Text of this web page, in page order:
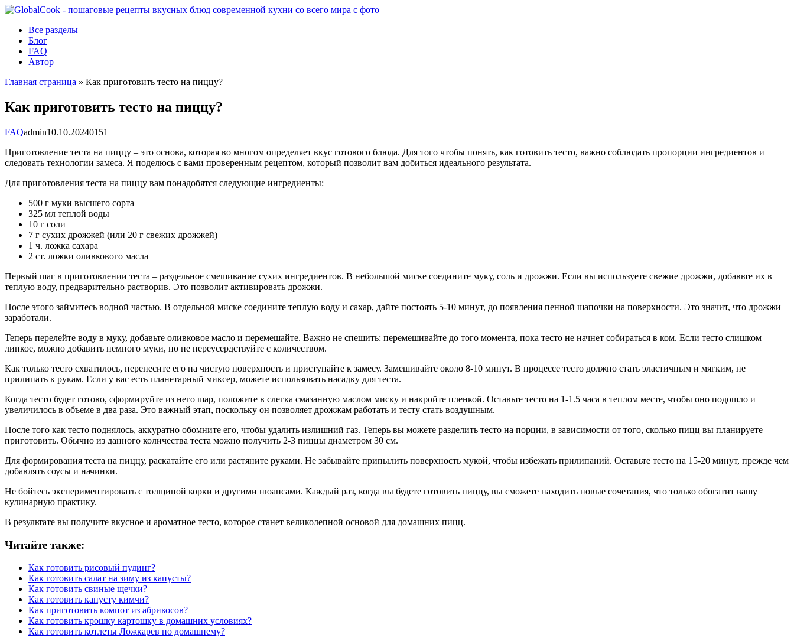
Перейти
контентуВсе разделы
Блог
FAQ
Автор
Главная страница » Как приготовить тесто на пиццу?
Как приготовить тесто на пиццу?
FAQadmin10.10.20240151
Приготовление теста на пиццу – это основа, которая во многом определяет вкус готового блюда. Для того чтобы понять, как готовить тесто, важно соблюдать пропорции ингредиентов и
следовать технологии замеса. Я поделюсь с вами проверенным рецептом, который позволит вам добиться идеального результата.
Для приготовления теста на пиццу вам понадобятся следующие ингредиенты:
500 г муки высшего сорта
325 мл теплой воды
10 г соли
7 г сухих дрожжей (или 20 г свежих дрожжей)
1 ч. ложка сахара
2 ст. ложки оливкового масла
Первый шаг в приготовлении теста – раздельное смешивание сухих ингредиентов. В небольшой миске соедините муку, соль и дрожжи. Если вы используете свежие дрожжи, добавьте их в
теплую воду, предварительно растворив. Это позволит активировать дрожжи.
После этого займитесь водной частью. В отдельной миске соедините теплую воду и сахар, дайте постоять 5-10 минут, до появления пенной шапочки на поверхности. Это значит, что дрожжи
заработали.
Теперь перелейте воду в муку, добавьте оливковое масло и перемешайте. Важно не спешить: перемешивайте до того момента, пока тесто не начнет собираться в ком. Если тесто слишком
липкое, можно добавить немного муки, но не переусердствуйте с количеством.
Как только тесто схватилось, перенесите его на чистую поверхность и приступайте к замесу. Замешивайте около 8-10 минут. В процессе тесто должно стать эластичным и мягким, не
прилипать к рукам. Если у вас есть планетарный миксер, можете использовать насадку для теста.
Когда тесто будет готово, сформируйте из него шар, положите в слегка смазанную маслом миску и накройте пленкой. Оставьте тесто на 1-1.5 часа в теплом месте, чтобы оно подошло и
увеличилось в объеме в два раза. Это важный этап, поскольку он позволяет дрожжам работать и тесту стать воздушным.
После того как тесто поднялось, аккуратно обомните его, чтобы удалить излишний газ. Теперь вы можете разделить тесто на порции, в зависимости от того, сколько пицц вы планируете
приготовить. Обычно из данного количества теста можно получить 2-3 пиццы диаметром 30 см.
Для формирования теста на пиццу, раскатайте его или растяните руками. Не забывайте припылить поверхность мукой, чтобы избежать прилипаний. Оставьте тесто на 15-20 минут, прежде чем
добавлять соусы и начинки.
Не бойтесь экспериментировать с толщиной корки и другими нюансами. Каждый раз, когда вы будете готовить пиццу, вы сможете находить новые сочетания, что только обогатит вашу
кулинарную практику.
В результате вы получите вкусное и ароматное тесто, которое станет великолепной основой для домашних пицц.
Читайте также:
Как готовить рисовый пудинг?
Как готовить салат на зиму из капусты?
Как готовить свиные щечки?
Как готовить капусту кимчи?
Как приготовить компот из абрикосов?
Как готовить крошку картошку в домашних условиях?
Как готовить котлеты Ложкарев по домашнему?